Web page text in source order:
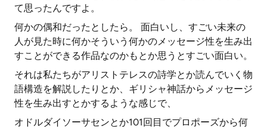
て思ったんですよ。
何かの偶和だったとしたら。 面白いし、すごい未来の
人が見た時に何かそういう何かのメッセージ性を生み出
すことができる作品なのかもとか思うとすごい面白い。
それは私たちがアリストテレスの詩学とか読んでいく物
語構造を解説したりとか、ギリシャ神話からメッセージ
性を生み出すとかするような感じで、
オドルダイソーサセンとか101回目でプロポーズから何